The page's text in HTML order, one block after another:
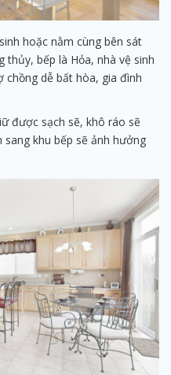
hoặc nằm cùng bên sát
thủy, bếp là Hỏa, nhà vệ sinh
chồng dễ bất hòa, gia đình
được sạch sẽ, khô ráo sẽ
sang khu bếp sẽ ảnh hưởng